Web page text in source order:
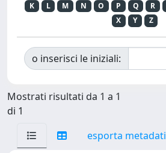
K
L M N O P Q R
X
Y Z
o inserisci le iniziali:
Mostrati risultati da 1 a 1
di 1
esporta metadati